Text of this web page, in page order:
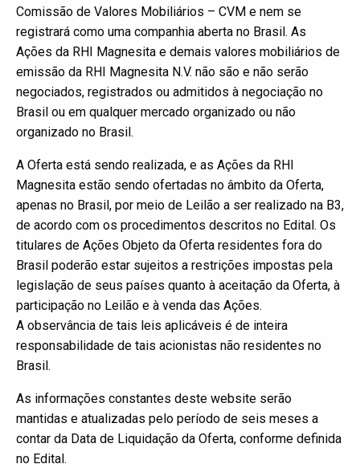
Comissão de Valores Mobiliários – CVM e nem se
registrará como uma companhia aberta no Brasil. As
Ações da RHI Magnesita e demais valores mobiliários de
emissão da RHI Magnesita N.V. não são e não serão
negociados, registrados ou admitidos à negociação no
Brasil ou em qualquer mercado organizado ou não
organizado no Brasil.
A Oferta está sendo realizada, e as Ações da RHI
Magnesita estão sendo ofertadas no âmbito da Oferta,
apenas no Brasil, por meio de Leilão a ser realizado na B3,
de acordo com os procedimentos descritos no Edital. Os
titulares de Ações Objeto da Oferta residentes fora do
Brasil poderão estar sujeitos a restrições impostas pela
legislação de seus países quanto à aceitação da Oferta, à
participação no Leilão e à venda das Ações.
A observância de tais leis aplicáveis é de inteira
responsabilidade de tais acionistas não residentes no
Brasil.
As informações constantes deste website serão
mantidas e atualizadas pelo período de seis meses a
contar da Data de Liquidação da Oferta, conforme definida
no Edital.